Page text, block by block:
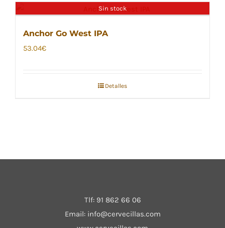
Sin stock
Anchor Go West IPA
53.04€
Detalles
Tlf: 91 862 66 06
Email: info@cervecillas.com